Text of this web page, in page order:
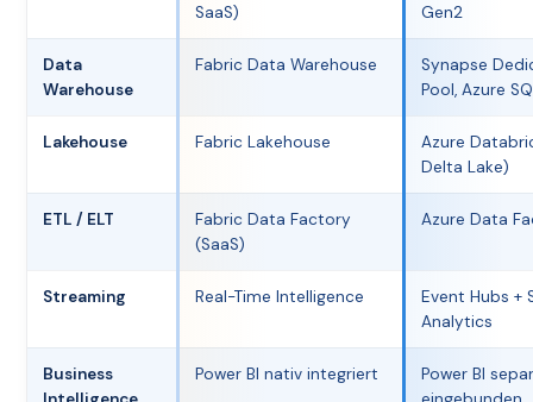
SaaS)
Gen2
Data
Warehouse
Fabric Data Warehouse
Synapse
Pool, Azure
Lakehouse Fabric Lakehouse
Azure
Delta Lake)
ETL / ELT
Fabric Data Factory
(SaaS)
Azure Data
Streaming Real-Time Intelligence
Event Hubs +
Analytics
Business
Power BI nativ integriert
Power BI